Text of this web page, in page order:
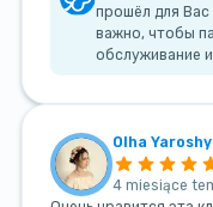
прошёл для
важно, чтобы
обслуживание
Olha
4 miesiące